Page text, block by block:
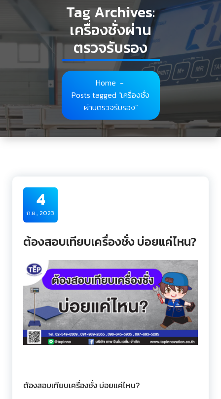
Tag Archives:
เครื่องชั่งผ่าน
ตรวจรับรอง
Home -
Posts tagged "เครื่องชั่ง
ผ่านตรวจรับรอง"
4
ก.ย., 2023
ต้องสอบเทียบเครื่องชั่ง บ่อยแค่ไหน?
ต้องสอบเทียบเครื่องชั่ง บ่อยแค่ไหน?